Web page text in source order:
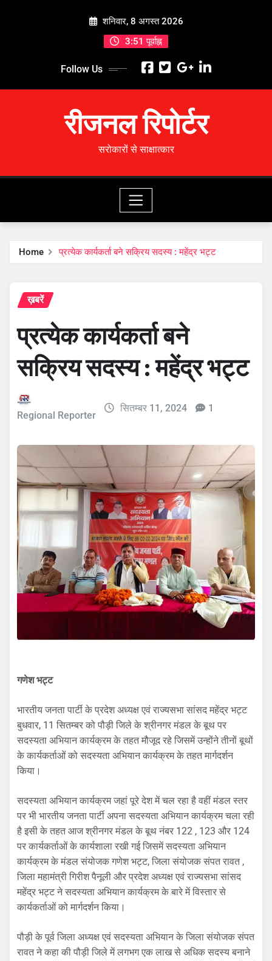
शनिवार, 8 अगस्त 2026
3:51 पूर्वाह्न
Follow Us
रीजनल रिपोर्टर
सरोकारों से साक्षात्कार
Home प्रत्येक कार्यकर्ता बने सक्रिय सदस्य : महेंद्र भट्ट
ख़बरें
प्रत्येक कार्यकर्ता बने
सक्रिय सदस्य : महेंद्र भट्ट
Regional Reporter
सितम्बर 11, 2024 1
गणेश भट्ट
भारतीय जनता पार्टी के प्रदेश अध्यक्ष एवं राज्यसभा सांसद महेंद्र भट्ट
बुधवार, 11 सितम्बर को पौड़ी जिले के श्रीनगर मंडल के बूथ पर
सदस्यता अभियान कार्यक्रम के तहत मौजूद रहे जिसमें उन्होंने तीनों बूथों
के कार्यकर्ताओं को सदस्यता अभियान कार्यक्रम के तहत मार्गदर्शन
किया।
सदस्यता अभियान कार्यक्रम जहां पूरे देश में चल रहा है वहीं मंडल स्तर
पर भी भारतीय जनता पार्टी अपना सदस्यता अभियान कार्यक्रम चला रही
है इसी के तहत आज श्रीनगर मंडल के बूथ नंबर 122 , 123 और 124
पर कार्यकर्ताओं के कार्यशाला रखी गई जिसमें सदस्यता अभियान
कार्यक्रम के मंडल संयोजक गणेश भट्ट, जिला संयोजक संपत रावत ,
जिला महामंत्री गिरीश पैनूली और प्रदेश अध्यक्ष एवं राज्यसभा सांसद
महेंद्र भट्ट ने सदस्यता अभियान कार्यक्रम के बारे में विस्तार से
कार्यकर्ताओं को मार्गदर्शन किया।
पौड़ी के पूर्व जिला अध्यक्ष एवं सदस्यता अभियान के जिला संयोजक संपत
रावत ने कहा की पौड़ी जिले में लगभग एक लाख से अधिक सदस्य बनाने